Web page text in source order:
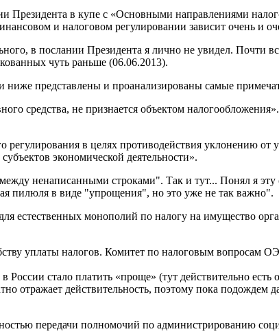
в купе с «Основными направлениями
и налоговом регулировании зависит очень и
в послании Президента я лично не увидел. Почти
чуть раньше (06.06.2013).
ниже представлены и проанализированы самые
средства, не признается объектом налогообложения».
в целях противодействия уклонению
экономической деятельности».
ненаписанными строками". Так и тут... Понял я эту
пилюля в виде "упрощения", но это уже не так важно".
естественных монополий по налогу на имущество
уплаты налогов. Комитет по налоговым вопросам
стало платить «проще» (тут действительно есть
отражает действительность, поэтому пока
передачи полномочий по администрированию